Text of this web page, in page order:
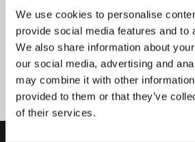
We use cookies to personalise
provide social media features and to
We also share information about
our social media, advertising and
may combine it with other
provided to them or that they’ve
of their services.
Aanmelden